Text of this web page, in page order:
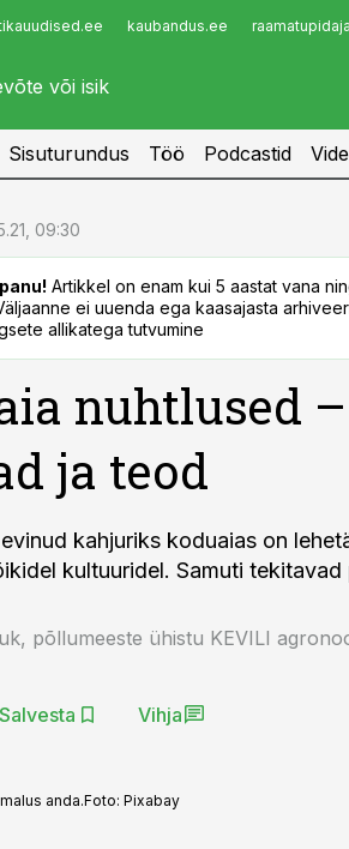
kaubandus.ee
Infopank
Sisuturundus Töö Podcastid
09:30
Artikkel on enam kui 5 aastat vana
ei uuenda ega kaasajasta
allikatega tutvumine
nuhtlused
ja teod
kahjuriks koduaias on
kultuuridel. Samuti
põllumeeste ühistu KEVILI
Salvesta Vihja
anda.Foto: Pixabay